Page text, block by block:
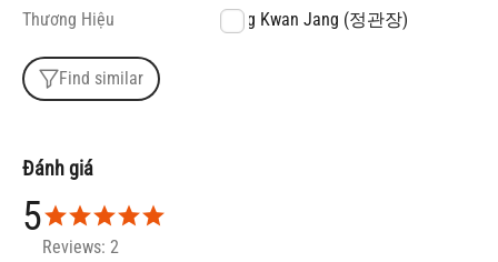
Thương Hiệu Jung Kwan Jang (정관장)
Find similar
Đánh giá
5
Reviews: 2